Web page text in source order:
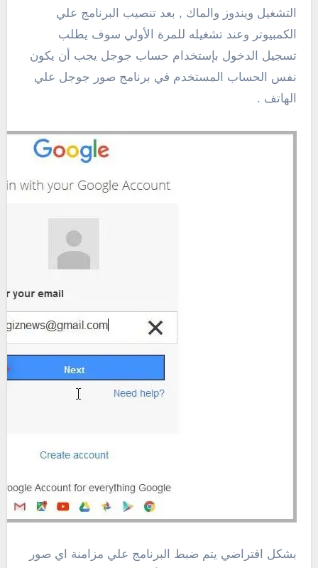
التشغيل ويندوز والماك , بعد تنصيب البرنامج علي
الكمبيوتر وعند تشغيله للمرة الأولي سوف يطلب
تسجيل الدخول بإستخدام حساب جوجل يجب أن يكون
نفس الحساب المستخدم في برنامج صور جوجل علي
الهاتف .
بشكل افتراضي يتم ضبط البرنامج علي مزامنة اي صور